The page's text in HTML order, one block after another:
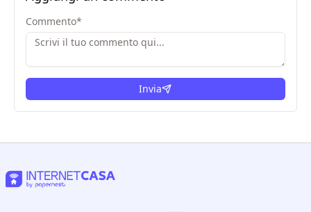
Commento*
Invia